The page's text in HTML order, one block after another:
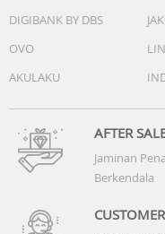
DIGIBANK BY DBS
OVO
AKULAKU
AFTER
Jaminan
Berkendala